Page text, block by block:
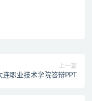
上一篇
连职业技术学院答辩PPT